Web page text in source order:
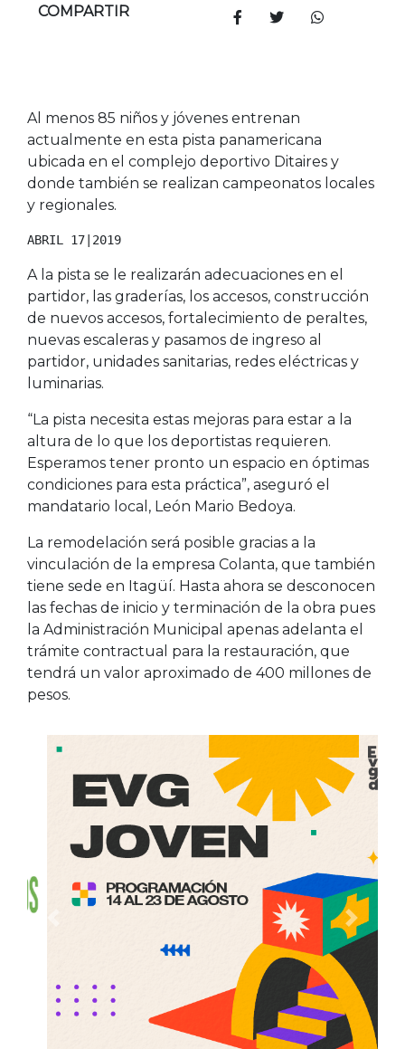
COMPARTIR
Al menos 85 niños y jóvenes entrenan
actualmente en esta pista panamericana
ubicada en el complejo deportivo Ditaires y
donde también se realizan campeonatos locales
y regionales.
ABRIL 17|2019
A la pista se le realizarán adecuaciones en el
partidor, las graderías, los accesos, construcción
de nuevos accesos, fortalecimiento de peraltes,
nuevas escaleras y pasamos de ingreso al
partidor, unidades sanitarias, redes eléctricas y
luminarias.
“La pista necesita estas mejoras para estar a la
altura de lo que los deportistas requieren.
Esperamos tener pronto un espacio en óptimas
condiciones para esta práctica”, aseguró el
mandatario local, León Mario Bedoya.
La remodelación será posible gracias a la
vinculación de la empresa Colanta, que también
tiene sede en Itagüí. Hasta ahora se desconocen
las fechas de inicio y terminación de la obra pues
la Administración Municipal apenas adelanta el
trámite contractual para la restauración, que
tendrá un valor aproximado de 400 millones de
pesos.